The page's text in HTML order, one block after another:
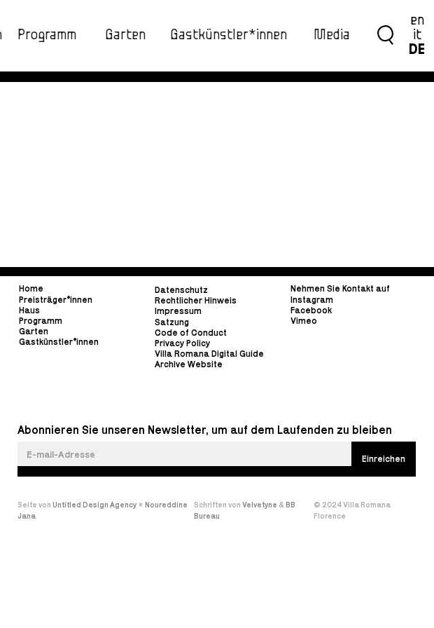
Programm Garten Gastkünstler*innen Media
en
it
DE
Home
Preisträger*innen
Haus
Programm
Garten
Gastkünstler*innen
Datenschutz
Rechtlicher Hinweis
Impressum
Satzung
Code of Conduct
Privacy Policy
Villa Romana Digital Guide
Archive Website
Nehmen Sie Kontakt auf
Instagram
Facebook
Vimeo
Abonnieren Sie unseren Newsletter, um auf dem Laufenden zu bleiben
Seite von Untitled Design Agency× Noureddine
Jana
Schriften von Velvetyne & BB
Bureau
© 2024 Villa Romana
Florence